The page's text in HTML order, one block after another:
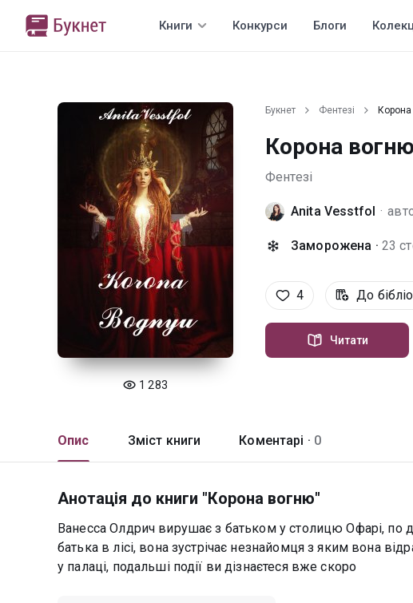
Книги Конкурси Блоги
1 283
Букнет Фентезі
Корона вогню
Фентезі
Anita Vesstfol ·
Заморожена · 23
4 До
Читати
Опис Зміст книги Коментарі · 0
Анотація до книги "Корона вогню"
Ванесса Олдрич вирушає з батьком у столицю Офарі, по
батька в лісі, вона зустрічає незнайомця з яким вона
у палаці, подальші події ви дізнаєтеся вже скоро